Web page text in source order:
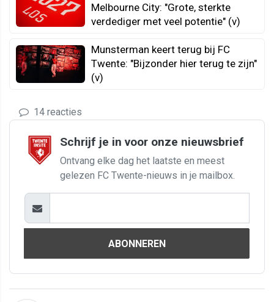
Melbourne City: "Grote, sterkte
verdediger met veel potentie" (v)
Munsterman keert terug bij FC
Twente: "Bijzonder hier terug te zijn"
(v)
14 reacties
Schrijf je in voor onze nieuwsbrief
Ontvang elke dag het laatste en meest
gelezen FC Twente-nieuws in je mailbox.
ABONNEREN